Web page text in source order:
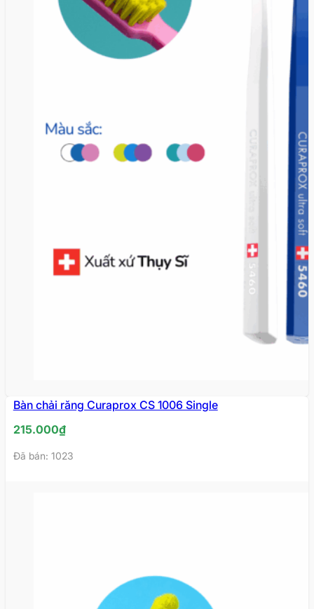
Bàn chải răng Curaprox CS 1006 Single
215.000₫
Đã bán: 1023